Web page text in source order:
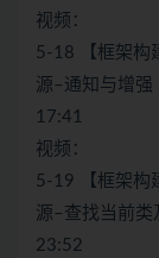
视频：
5-18 【框架构
源–通知与增强
17:41
视频：
5-19 【框架构
源–查找当前类
23:52